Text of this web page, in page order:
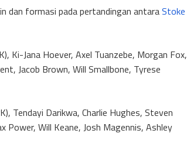
dan formasi pada pertandingan antaraStoke
Ki-Jana Hoever, Axel Tuanzebe, Morgan Fox,
Jacob Brown, Will Smallbone, Tyrese
Tendayi Darikwa, Charlie Hughes, Steven
Power, Will Keane, Josh Magennis, Ashley